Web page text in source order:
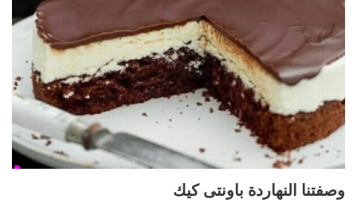
وصفتنا النهاردة باونتى كيك